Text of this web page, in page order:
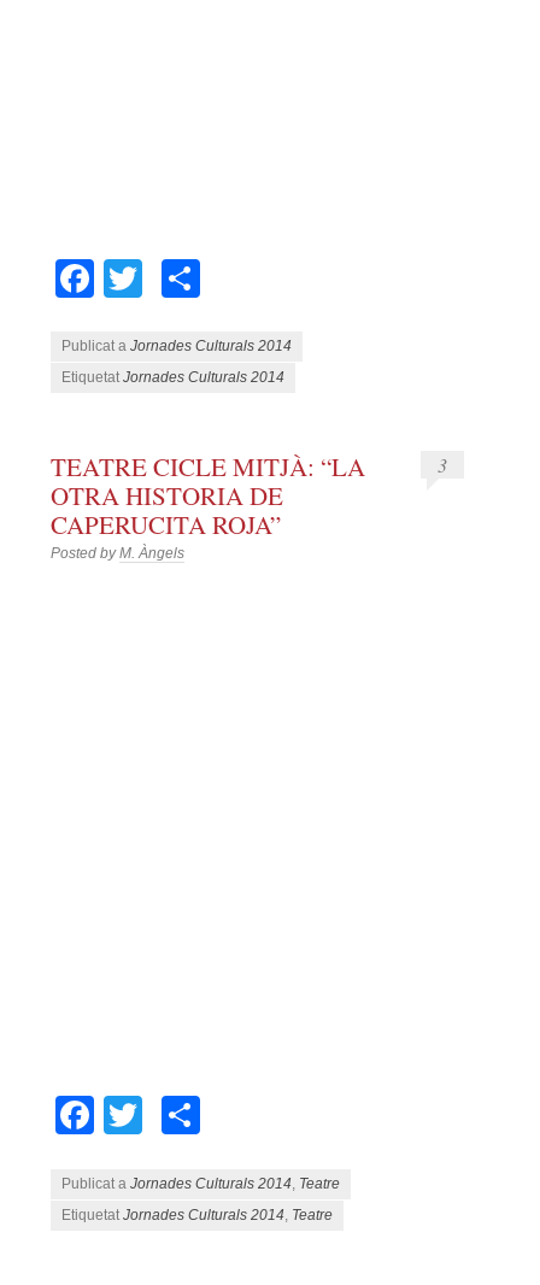
Facebook
Twitter
Publicat aJornades Culturals 2014
EtiquetatJornades Culturals 2014
TEATRE CICLE MITJÀ: “LA
OTRA HISTORIA DE
CAPERUCITA ROJA”
Posted byM. Àngels
3
Facebook
Twitter
Publicat aJornades Culturals 2014 Teatre
EtiquetatJornades Culturals 2014 Teatre